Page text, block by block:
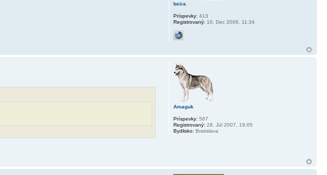
beira
Príspevky: 413
Registrovaný: 10. Dec 2006, 11:34
Amaguk
Príspevky: 567
Registrovaný: 28. Júl 2007, 19:05
Bydlisko: Bratislava